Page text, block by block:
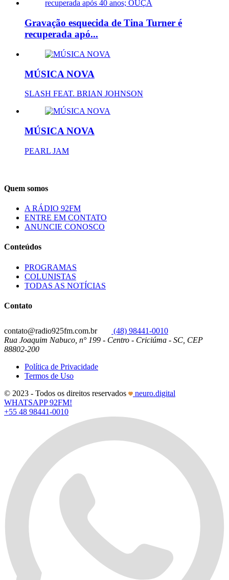
Gravação esquecida de Tina Turner é
recuperada apó...
MÚSICA NOVA
SLASH FEAT. BRIAN JOHNSON
MÚSICA NOVA
PEARL JAM
Quem somos
A RÁDIO 92FM
ENTRE EM CONTATO
ANUNCIE CONOSCO
Conteúdos
PROGRAMAS
COLUNISTAS
TODAS AS NOTÍCIAS
Contato
contato@radio925fm.com.br
(48) 98441-0010
Rua Joaquim Nabuco, n° 199 - Centro - Criciúma - SC, CEP
88802-200
Política de Privacidade
Termos de Uso
© 2023 - Todos os direitos reservados
neuro.digital
WHATSAPP 92FM!
+55 48 98441-0010